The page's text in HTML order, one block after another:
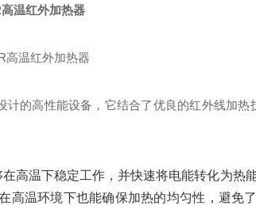
温红外加热器
计的高性能设备，它结合了优良的红外线加热
高温下稳定工作，并快速将电能转化为热
高温环境下也能确保加热的均匀性，避免